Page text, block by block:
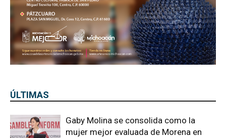
ÚLTIMAS
Gaby Molina se consolida como la
mujer mejor evaluada de Morena en